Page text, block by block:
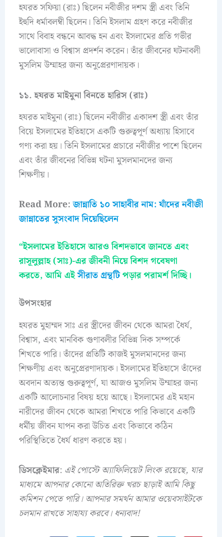
হযরত সফিয়া (রাঃ) ছিলেন নবীজীর দশম স্ত্রী এবং তিনি
ইহুদি ধর্মাবলম্বী ছিলেন। তিনি ইসলাম গ্রহণ করে নবীজীর
সাথে বিবাহ বন্ধনে আবদ্ধ হন এবং ইসলামের প্রতি গভীর
ভালোবাসা ও বিশ্বাস প্রদর্শন করেন। তাঁর জীবনের ঘটনাবলী
মুসলিম উম্মাহর জন্য অনুপ্রেরণাদায়ক।
১১. হযরত মাইমুনা বিনতে হারিস (রাঃ)
হযরত মাইমুনা (রাঃ) ছিলেন নবীজীর একাদশ স্ত্রী এবং তাঁর
বিয়ে ইসলামের ইতিহাসে একটি গুরুত্বপূর্ণ অধ্যায় হিসাবে
গণ্য করা হয়। তিনি ইসলামের প্রচারে নবীজীর পাশে ছিলেন
এবং তাঁর জীবনের বিভিন্ন ঘটনা মুসলমানদের জন্য
শিক্ষণীয়।
Read More:জান্নাতি ১০ সাহাবীর নাম: যাঁদের নবীজী
জান্নাতের সুসংবাদ দিয়েছিলেন
“ইসলামের ইতিহাসে আরও বিশদভাবে জানতে এবং
রাসূলুল্লাহ (সাঃ)-এর জীবনী নিয়ে বিশদ গবেষণা
করতে, আমি এইসীরাত গ্রন্থটিপড়ার পরামর্শ দিচ্ছি।
উপসংহার
হযরত মুহাম্মদ সাঃ এর স্ত্রীদের জীবন থেকে আমরা ধৈর্য,
বিশ্বাস, এবং মানবিক গুণাবলীর বিভিন্ন দিক সম্পর্কে
শিখতে পারি। তাঁদের প্রতিটি কাজই মুসলমানদের জন্য
শিক্ষণীয় এবং অনুপ্রেরণাদায়ক। ইসলামের ইতিহাসে তাঁদের
অবদান অত্যন্ত গুরুত্বপূর্ণ, যা আজও মুসলিম উম্মাহর জন্য
একটি আলোচনার বিষয় হয়ে আছে। ইসলামের এই মহান
নারীদের জীবন থেকে আমরা শিখতে পারি কিভাবে একটি
ধর্মীয় জীবন যাপন করা উচিত এবং কিভাবে কঠিন
পরিস্থিতিতে ধৈর্য ধারণ করতে হয়।
ডিসক্লেইমার: এই পোস্টে অ্যাফিলিয়েট লিংক রয়েছে, যার
মাধ্যমে আপনার কোনো অতিরিক্ত খরচ ছাড়াই আমি কিছু
কমিশন পেতে পারি। আপনার সমর্থন আমার ওয়েবসাইটকে
চলমান রাখতে সাহায্য করবে। ধন্যবাদ!